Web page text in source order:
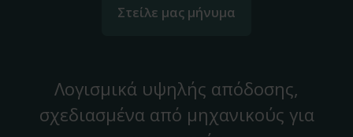
Στείλε μας μήνυμα
Λογισμικά υψηλής απόδοσης,
σχεδιασμένα από μηχανικούς για